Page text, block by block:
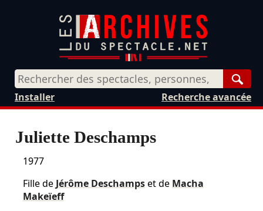
Recherche avancée
Installer
Juliette Deschamps
1977
Fille de Jérôme Deschampset de Macha
Makeïeff